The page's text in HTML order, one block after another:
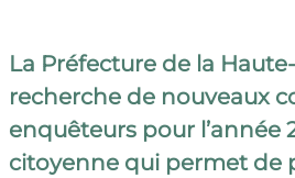
La Préfecture de la
recherche de nouveaux
enquêteurs pour l’année
citoyenne qui permet de